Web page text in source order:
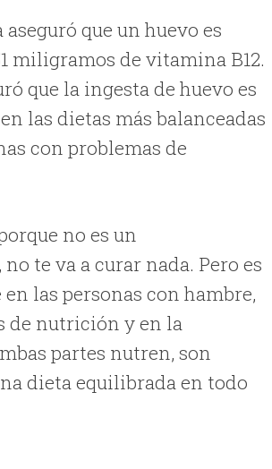
que un huevo es
miligramos de vitamina B12.
que la ingesta de huevo es
las dietas más balanceadas
con problemas de
no es un
te va a curar nada. Pero es
las personas con hambre,
de nutrición y en la
partes nutren, son
dieta equilibrada en todo